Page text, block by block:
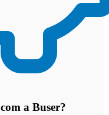
a Buser?